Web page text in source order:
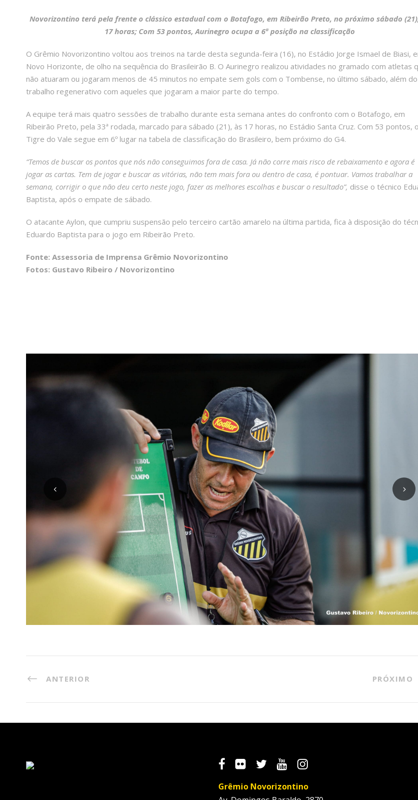
Novorizontino terá pela frente o clássico estadual com o Botafogo, em Ribeirão Preto, no próximo sábado
17 horas; Com 53 pontos, Aurinegro ocupa a 6ª posição na classificação
O Grêmio Novorizontino voltou aos treinos na tarde desta segunda-feira (16), no Estádio Jorge Ismael de Biasi,
Novo Horizonte, de olho na sequência do Brasileirão B. O Aurinegro realizou atividades no gramado com atletas
não atuaram ou jogaram menos de 45 minutos no empate sem gols com o Tombense, no último sábado, além do
trabalho regenerativo com aqueles que jogaram a maior parte do tempo.
A equipe terá mais quatro sessões de trabalho durante esta semana antes do confronto com o Botafogo, em
Ribeirão Preto, pela 33ª rodada, marcado para sábado (21), às 17 horas, no Estádio Santa Cruz. Com 53 pontos, o
Tigre do Vale segue em 6º lugar na tabela de classificação do Brasileiro, bem próximo do G4.
“Temos de buscar os pontos que nós não conseguimos fora de casa. Já não corre mais risco de rebaixamento e agora é
jogar as cartas. Tem de jogar e buscar as vitórias, não tem mais fora ou dentro de casa, é pontuar. Vamos trabalhar a
semana, corrigir o que não deu certo neste jogo, fazer as melhores escolhas e buscar o resultado”, disse o técnico
Baptista, após o empate de sábado.
O atacante Aylon, que cumpriu suspensão pelo terceiro cartão amarelo na última partida, fica à disposição do
Eduardo Baptista para o jogo em Ribeirão Preto.
Fonte: Assessoria de Imprensa Grêmio Novorizontino
Fotos: Gustavo Ribeiro / Novorizontino
ANTERIOR PRÓXIMO
Grêmio Novorizontino